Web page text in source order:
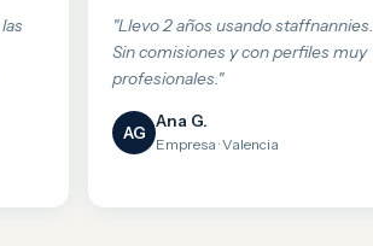
"Llevo 2 años usando staffnannies.
Sin comisiones y con perfiles muy
profesionales."
AG
Ana G.
Empresa · Valencia